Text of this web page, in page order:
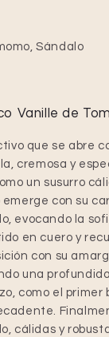
Sándalo
Vanille de
que se abre
cremosa y
un susurro
emerge con su
evocando la
en cuero y
con su
una
como el primer
cálidas y